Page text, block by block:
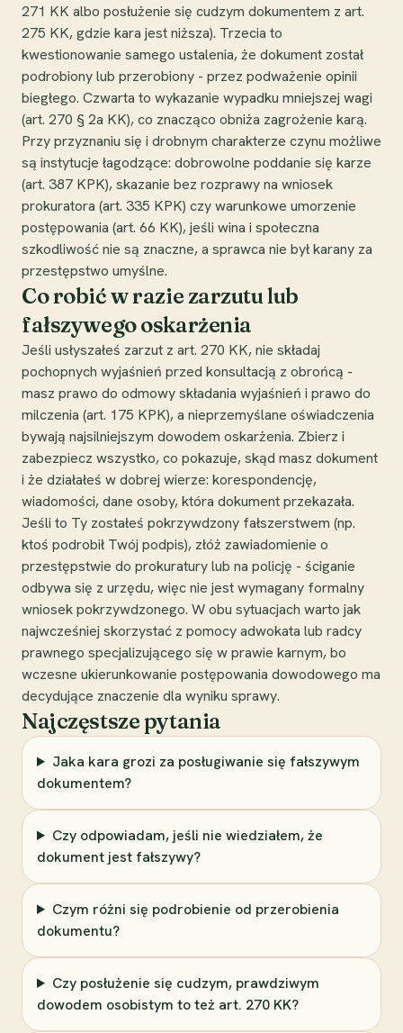
271 KK albo posłużenie się cudzym dokumentem z art.
275 KK, gdzie kara jest niższa). Trzecia to
kwestionowanie samego ustalenia, że dokument został
podrobiony lub przerobiony - przez podważenie opinii
biegłego. Czwarta to wykazanie wypadku mniejszej wagi
(art. 270 § 2a KK), co znacząco obniża zagrożenie karą.
Przy przyznaniu się i drobnym charakterze czynu możliwe
są instytucje łagodzące: dobrowolne poddanie się karze
(art. 387 KPK), skazanie bez rozprawy na wniosek
prokuratora (art. 335 KPK) czy warunkowe umorzenie
postępowania (art. 66 KK), jeśli wina i społeczna
szkodliwość nie są znaczne, a sprawca nie był karany za
przestępstwo umyślne.
Co robić w razie zarzutu lub
fałszywego oskarżenia
Jeśli usłyszałeś zarzut z art. 270 KK, nie składaj
pochopnych wyjaśnień przed konsultacją z obrońcą -
masz prawo do odmowy składania wyjaśnień i prawo do
milczenia (art. 175 KPK), a nieprzemyślane oświadczenia
bywają najsilniejszym dowodem oskarżenia. Zbierz i
zabezpiecz wszystko, co pokazuje, skąd masz dokument
i że działałeś w dobrej wierze: korespondencję,
wiadomości, dane osoby, która dokument przekazała.
Jeśli to Ty zostałeś pokrzywdzony fałszerstwem (np.
ktoś podrobił Twój podpis), złóż zawiadomienie o
przestępstwie do prokuratury lub na policję - ściganie
odbywa się z urzędu, więc nie jest wymagany formalny
wniosek pokrzywdzonego. W obu sytuacjach warto jak
najwcześniej skorzystać z pomocy adwokata lub radcy
prawnego specjalizującego się w prawie karnym, bo
wczesne ukierunkowanie postępowania dowodowego ma
decydujące znaczenie dla wyniku sprawy.
Najczęstsze pytania
Jaka kara grozi za posługiwanie się fałszywym
dokumentem?
Czy odpowiadam, jeśli nie wiedziałem, że
dokument jest fałszywy?
Czym różni się podrobienie od przerobienia
dokumentu?
Czy posłużenie się cudzym, prawdziwym
dowodem osobistym to też art. 270 KK?